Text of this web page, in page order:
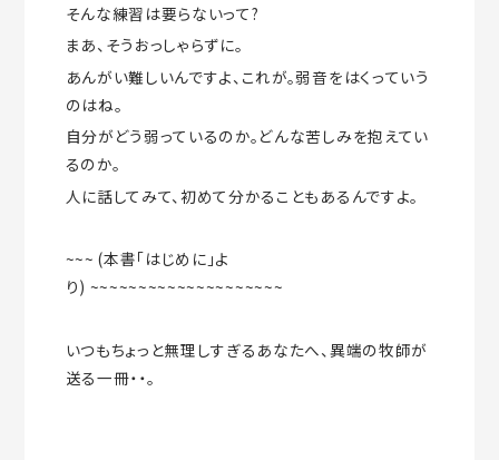
そんな練習は要らないって?
まあ、そうおっしゃらずに。
あんがい難しいんですよ、これが。弱音をはくっていう
のはね。
自分がどう弱っているのか。どんな苦しみを抱えてい
るのか。
人に話してみて、初めて分かることもあるんですよ。
~~~ (本書「はじめに」よ
り) ~~~~~~~~~~~~~~~~~~~~
いつもちょっと無理しすぎるあなたへ、異端の牧師が
送る一冊・・。